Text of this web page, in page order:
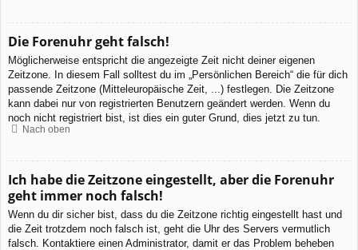
Die Forenuhr geht falsch!
Möglicherweise entspricht die angezeigte Zeit nicht deiner eigenen
Zeitzone. In diesem Fall solltest du im „Persönlichen Bereich“ die für dich
passende Zeitzone (Mitteleuropäische Zeit, ...) festlegen. Die Zeitzone
kann dabei nur von registrierten Benutzern geändert werden. Wenn du
noch nicht registriert bist, ist dies ein guter Grund, dies jetzt zu tun.
Nach oben
Ich habe die Zeitzone eingestellt, aber die Forenuhr
geht immer noch falsch!
Wenn du dir sicher bist, dass du die Zeitzone richtig eingestellt hast und
die Zeit trotzdem noch falsch ist, geht die Uhr des Servers vermutlich
falsch. Kontaktiere einen Administrator, damit er das Problem beheben